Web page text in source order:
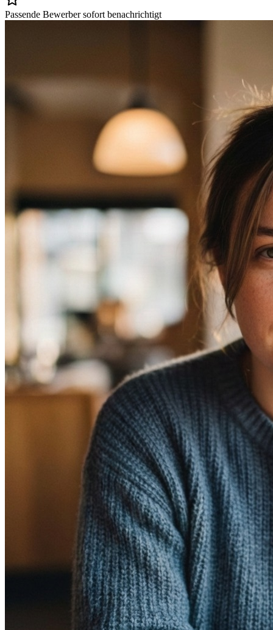
Passende Bewerber sofort benachrichtigt